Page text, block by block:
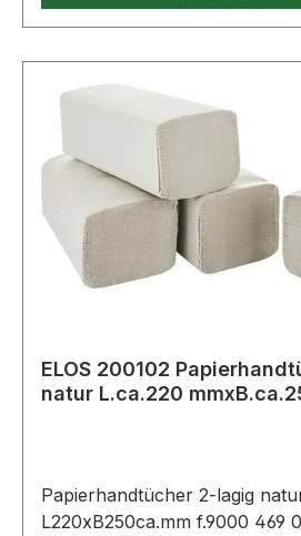
ELOS 200102 Papierhandtücher
natur L.ca.220
Papierhandtücher 2-lagig
L220xB250ca.mm f.9000 469